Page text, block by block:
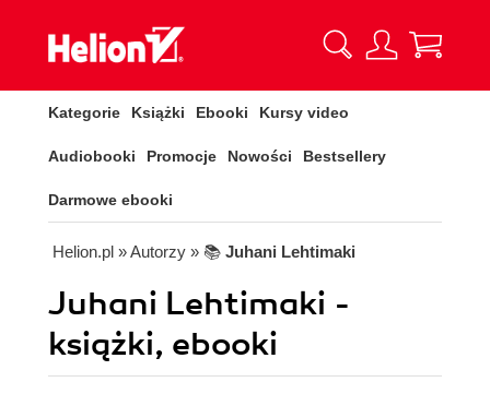
Kategorie Książki Ebooki Kursy video
Audiobooki Promocje Nowości Bestsellery
Darmowe ebooki
Helion.pl » Autorzy » 📚 Juhani Lehtimaki
Juhani Lehtimaki -
książki, ebooki